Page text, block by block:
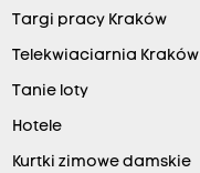
Targi pracy Kraków
Telekwiaciarnia Kraków
Tanie loty
Hotele
Kurtki zimowe damskie